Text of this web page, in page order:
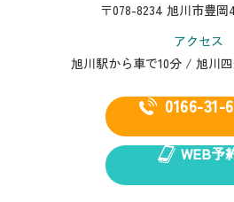
〒078-8234 旭川市豊岡
アクセス
旭川駅から車で10分 / 旭川
0166-31-
WEB予